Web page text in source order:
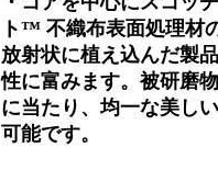
ト™ 不織布表面処理材
放射状に植え込んだ製
性に富みます。被研磨
に当たり、均一な美し
可能です。